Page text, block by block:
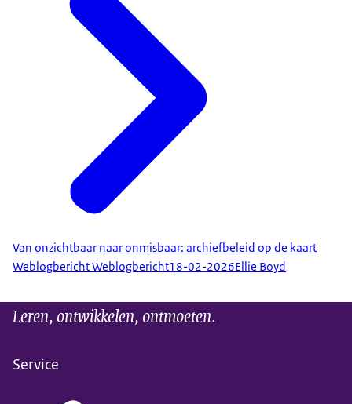
Van onzichtbaar naar onmisbaar: archiefbeleid op de kaart
Weblogbericht Weblogbericht18-02-2026Ellie Boyd
Leren, ontwikkelen, ontmoeten.
Service